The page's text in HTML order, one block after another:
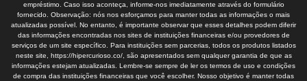
empréstimo. Caso isso aconteça, informe-nos imediatamente através do formulário
fornecido. Observação: nós nos esforçamos para manter todas as informações o mais
atualizadas possível. No entanto, é importante observar que esses detalhes podem diferir
das informações encontradas nos sites de instituições financeiras e/ou provedores de
serviços de um site específico. Para instituições sem parcerias, todos os produtos listados
neste site, https://hipercurioso.co/, são apresentados sem qualquer garantia de que as
informações estejam atualizadas. Lembre-se sempre de ler os termos de uso e condições
de compra das instituições financeiras que você escolher. Nosso objetivo é manter todas